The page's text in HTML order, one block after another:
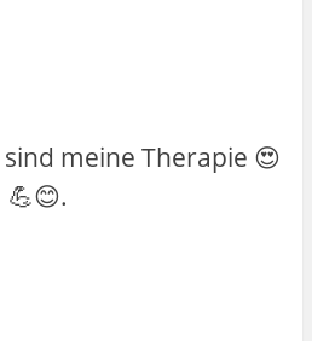
sind meine Therapie 😍
💪😊.